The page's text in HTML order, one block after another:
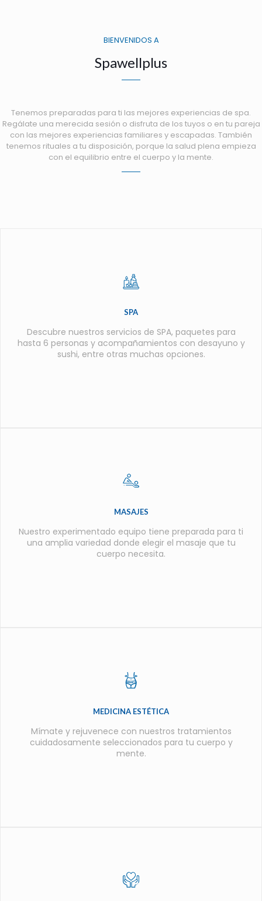
BIENVENIDOS A
Spawellplus
Tenemos preparadas para ti las mejores experiencias de spa.
Regálate una merecida sesión o disfruta de los tuyos o en tu pareja
con las mejores experiencias familiares y escapadas. También
tenemos rituales a tu disposición, porque la salud plena empieza
con el equilibrio entre el cuerpo y la mente.
SPA
Descubre nuestros servicios de SPA, paquetes para
hasta 6 personas y acompañamientos con desayuno y
sushi, entre otras muchas opciones.
MASAJES
Nuestro experimentado equipo tiene preparada para ti
una amplia variedad donde elegir el masaje que tu
cuerpo necesita.
MEDICINA ESTÉTICA
Mímate y rejuvenece con nuestros tratamientos
cuidadosamente seleccionados para tu cuerpo y
mente.